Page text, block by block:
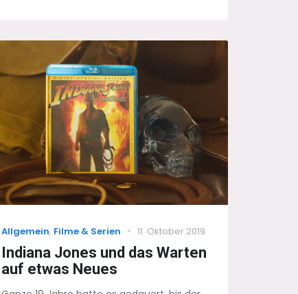
Gute
zum
45.!
Categories
Allgemein, Filme & Serien
Posted
11. Oktober 2019
Indiana Jones und das Warten
auf etwas Neues